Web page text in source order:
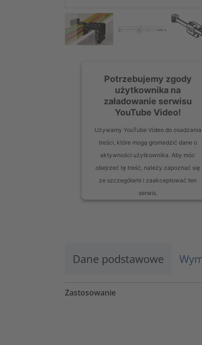
Potrzebujemy zgody
użytkownika na
załadowanie serwisu
YouTube Video!
Używamy YouTube Video do osadzania
treści, które mogą gromadzić dane o
aktywności użytkownika. Aby móc
obejrzeć tę treść, należy zapoznać się
ze szczegółami i zaakceptować ten
serwis.
powered byUsercentrics Consent
Dane podstawowe
Zastosowanie